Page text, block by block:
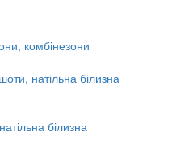
комбінезони
натільна білизна
білизна